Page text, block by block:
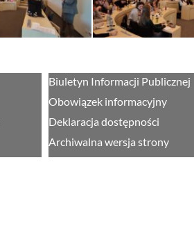
Biuletyn Informacji Publicznej
Obowiązek informacyjny
Deklaracja dostępności
Archiwalna wersja strony